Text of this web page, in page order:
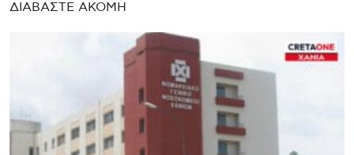
ΔΙΑΒΑΣΤΕ ΑΚΟΜΗ